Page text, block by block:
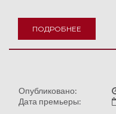
ПОДРОБНЕЕ
Опубликовано:
Дата премьеры: